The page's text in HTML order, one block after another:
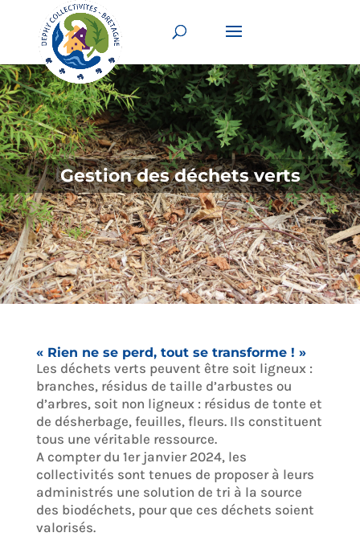
Gestion des déchets verts
« Rien ne se perd, tout se transforme ! »
Les déchets verts peuvent être soit ligneux :
branches, résidus de taille d’arbustes ou
d’arbres, soit non ligneux : résidus de tonte et
de désherbage, feuilles, fleurs. Ils constituent
tous une véritable ressource.
A compter du 1er janvier 2024, les
collectivités sont tenues de proposer à leurs
administrés une solution de tri à la source
des biodéchets, pour que ces déchets soient
valorisés.